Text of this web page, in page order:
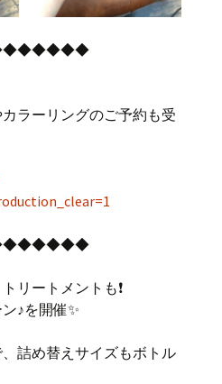
ラーリングのご予約も受
リートメントも❗️
♪を開催✨
詰め替えサイズもボトル